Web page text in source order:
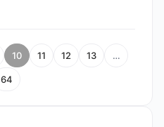
10 11 12 13 …
64